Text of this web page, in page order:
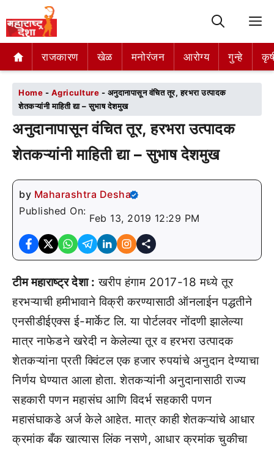
राजकारण खेळ मनोरंजन आरोग्य गुन्हे
राजकारण खेळ मनोरंजन आरोग्य गुन्हे
Home - Agriculture - अनुदानापासून वंचित तूर, हरभरा उत्पादक
शेतकऱ्यांनी माहिती द्या – सुभाष देशमुख
अनुदानापासून वंचित तूर, हरभरा उत्पादक
शेतकऱ्यांनी माहिती द्या – सुभाष देशमुख
by Maharashtra Desha
Published On:
Feb 13, 2019 12:29 PM
टीम महाराष्ट्र देशा : खरीप हंगाम 2017-18 मध्ये तूर
हरभऱ्याची हमीभावाने विक्री करण्यासाठी ऑनलाईन पद्धतीने
एनसीडीईएक्स ई-मार्केट लि. या पोर्टलवर नोंदणी झालेल्या
मात्र नाफेडने खरेदी न केलेल्या तूर व हरभरा उत्पादक
शेतकऱ्यांना प्रती क्विंटल एक हजार रुपयांचे अनुदान देण्याचा
निर्णय घेण्यात आला होता. शेतकऱ्यांनी अनुदानासाठी राज्य
सहकारी पणन महासंघ आणि विदर्भ सहकारी पणन
महासंघाकडे अर्ज केले आहेत. मात्र काही शेतकऱ्यांचे आधार
क्रमांक बँक खात्यास लिंक नसणे, आधार क्रमांक चुकीचा